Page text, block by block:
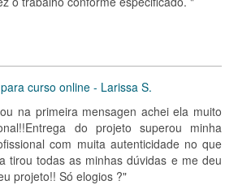
curso online - Larissa S.
na primeira mensagen achei ela muito
do projeto superou minha
com muita autenticidade no que
tirou todas as minhas dúvidas e me deu
projeto!! Só elogios ?"